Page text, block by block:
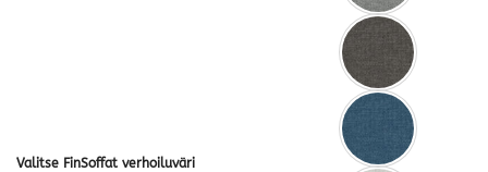
Valitse FinSoffat verhoiluväri